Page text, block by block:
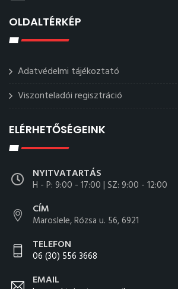
OLDALTÉRKÉP
Adatvédelmi tájékoztató
Viszonteladói regisztráció
ELÉRHETŐSÉGEINK
NYITVATARTÁS
H - P: 9:00 - 17:00 | SZ: 9:00 - 12:00
CÍM
Maroslele, Rózsa u. 56, 6921
TELEFON
06 (30) 556 3668
EMAIL